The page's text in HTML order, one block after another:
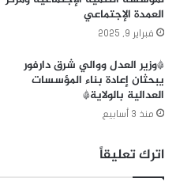
العمدة الإجتماعي
فبراير 9, 2025
*وزير العدل ووالي شرق دارفور
يبحثان إعادة بناء المؤسسات
العدالية بالولاية*
منذ 3 أسابيع
اترك تعليقاً